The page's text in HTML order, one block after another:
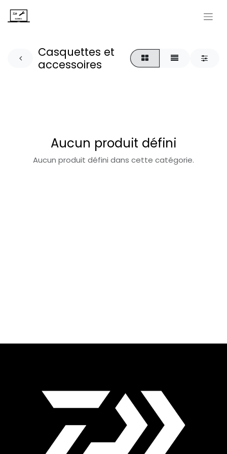
Casquettes et
accessoires
Aucun produit défini
Aucun produit défini dans cette catégorie.